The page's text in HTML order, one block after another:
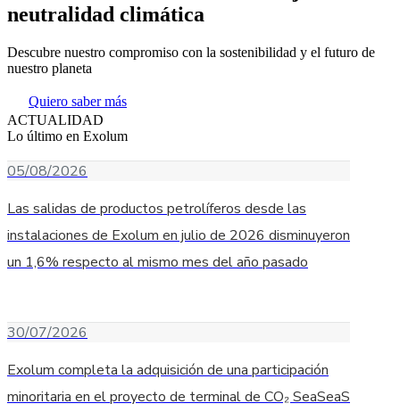
neutralidad climática
Descubre nuestro compromiso con la sostenibilidad y el futuro de
nuestro planeta
Quiero saber más
ACTUALIDAD
Lo último en Exolum
05/08/2026
Las salidas de productos petrolíferos desde las
instalaciones de Exolum en julio de 2026 disminuyeron
un 1,6% respecto al mismo mes del año pasado
30/07/2026
Exolum completa la adquisición de una participación
minoritaria en el proyecto de terminal de CO₂ SeaSeaS